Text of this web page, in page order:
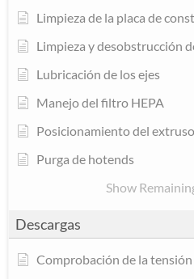
Limpieza de la placa de
Limpieza y desobstrucción
Lubricación de los ejes
Manejo del filtro HEPA
Posicionamiento del
Purga de hotends
Show
Descargas
Comprobación de la tensión